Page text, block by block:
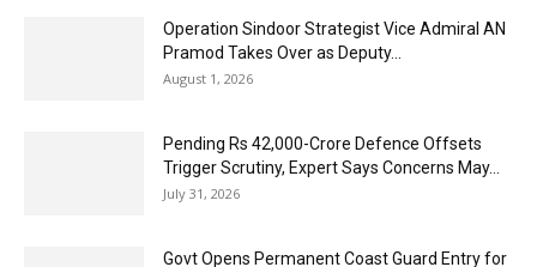
Operation Sindoor Strategist Vice Admiral AN
Pramod Takes Over as Deputy...
August 1, 2026
Pending Rs 42,000-Crore Defence Offsets
Trigger Scrutiny, Expert Says Concerns May...
July 31, 2026
Govt Opens Permanent Coast Guard Entry for